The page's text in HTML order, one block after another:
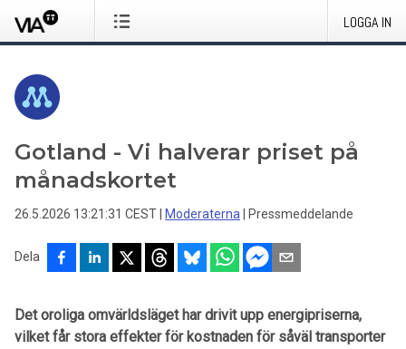
LOGGA IN
Gotland - Vi halverar priset på
månadskortet
26.5.2026 13:21:31 CEST Moderaterna Pressmeddelande
Dela
Det oroliga omvärldsläget har drivit upp energipriserna,
vilket får stora effekter för kostnaden för såväl transporter